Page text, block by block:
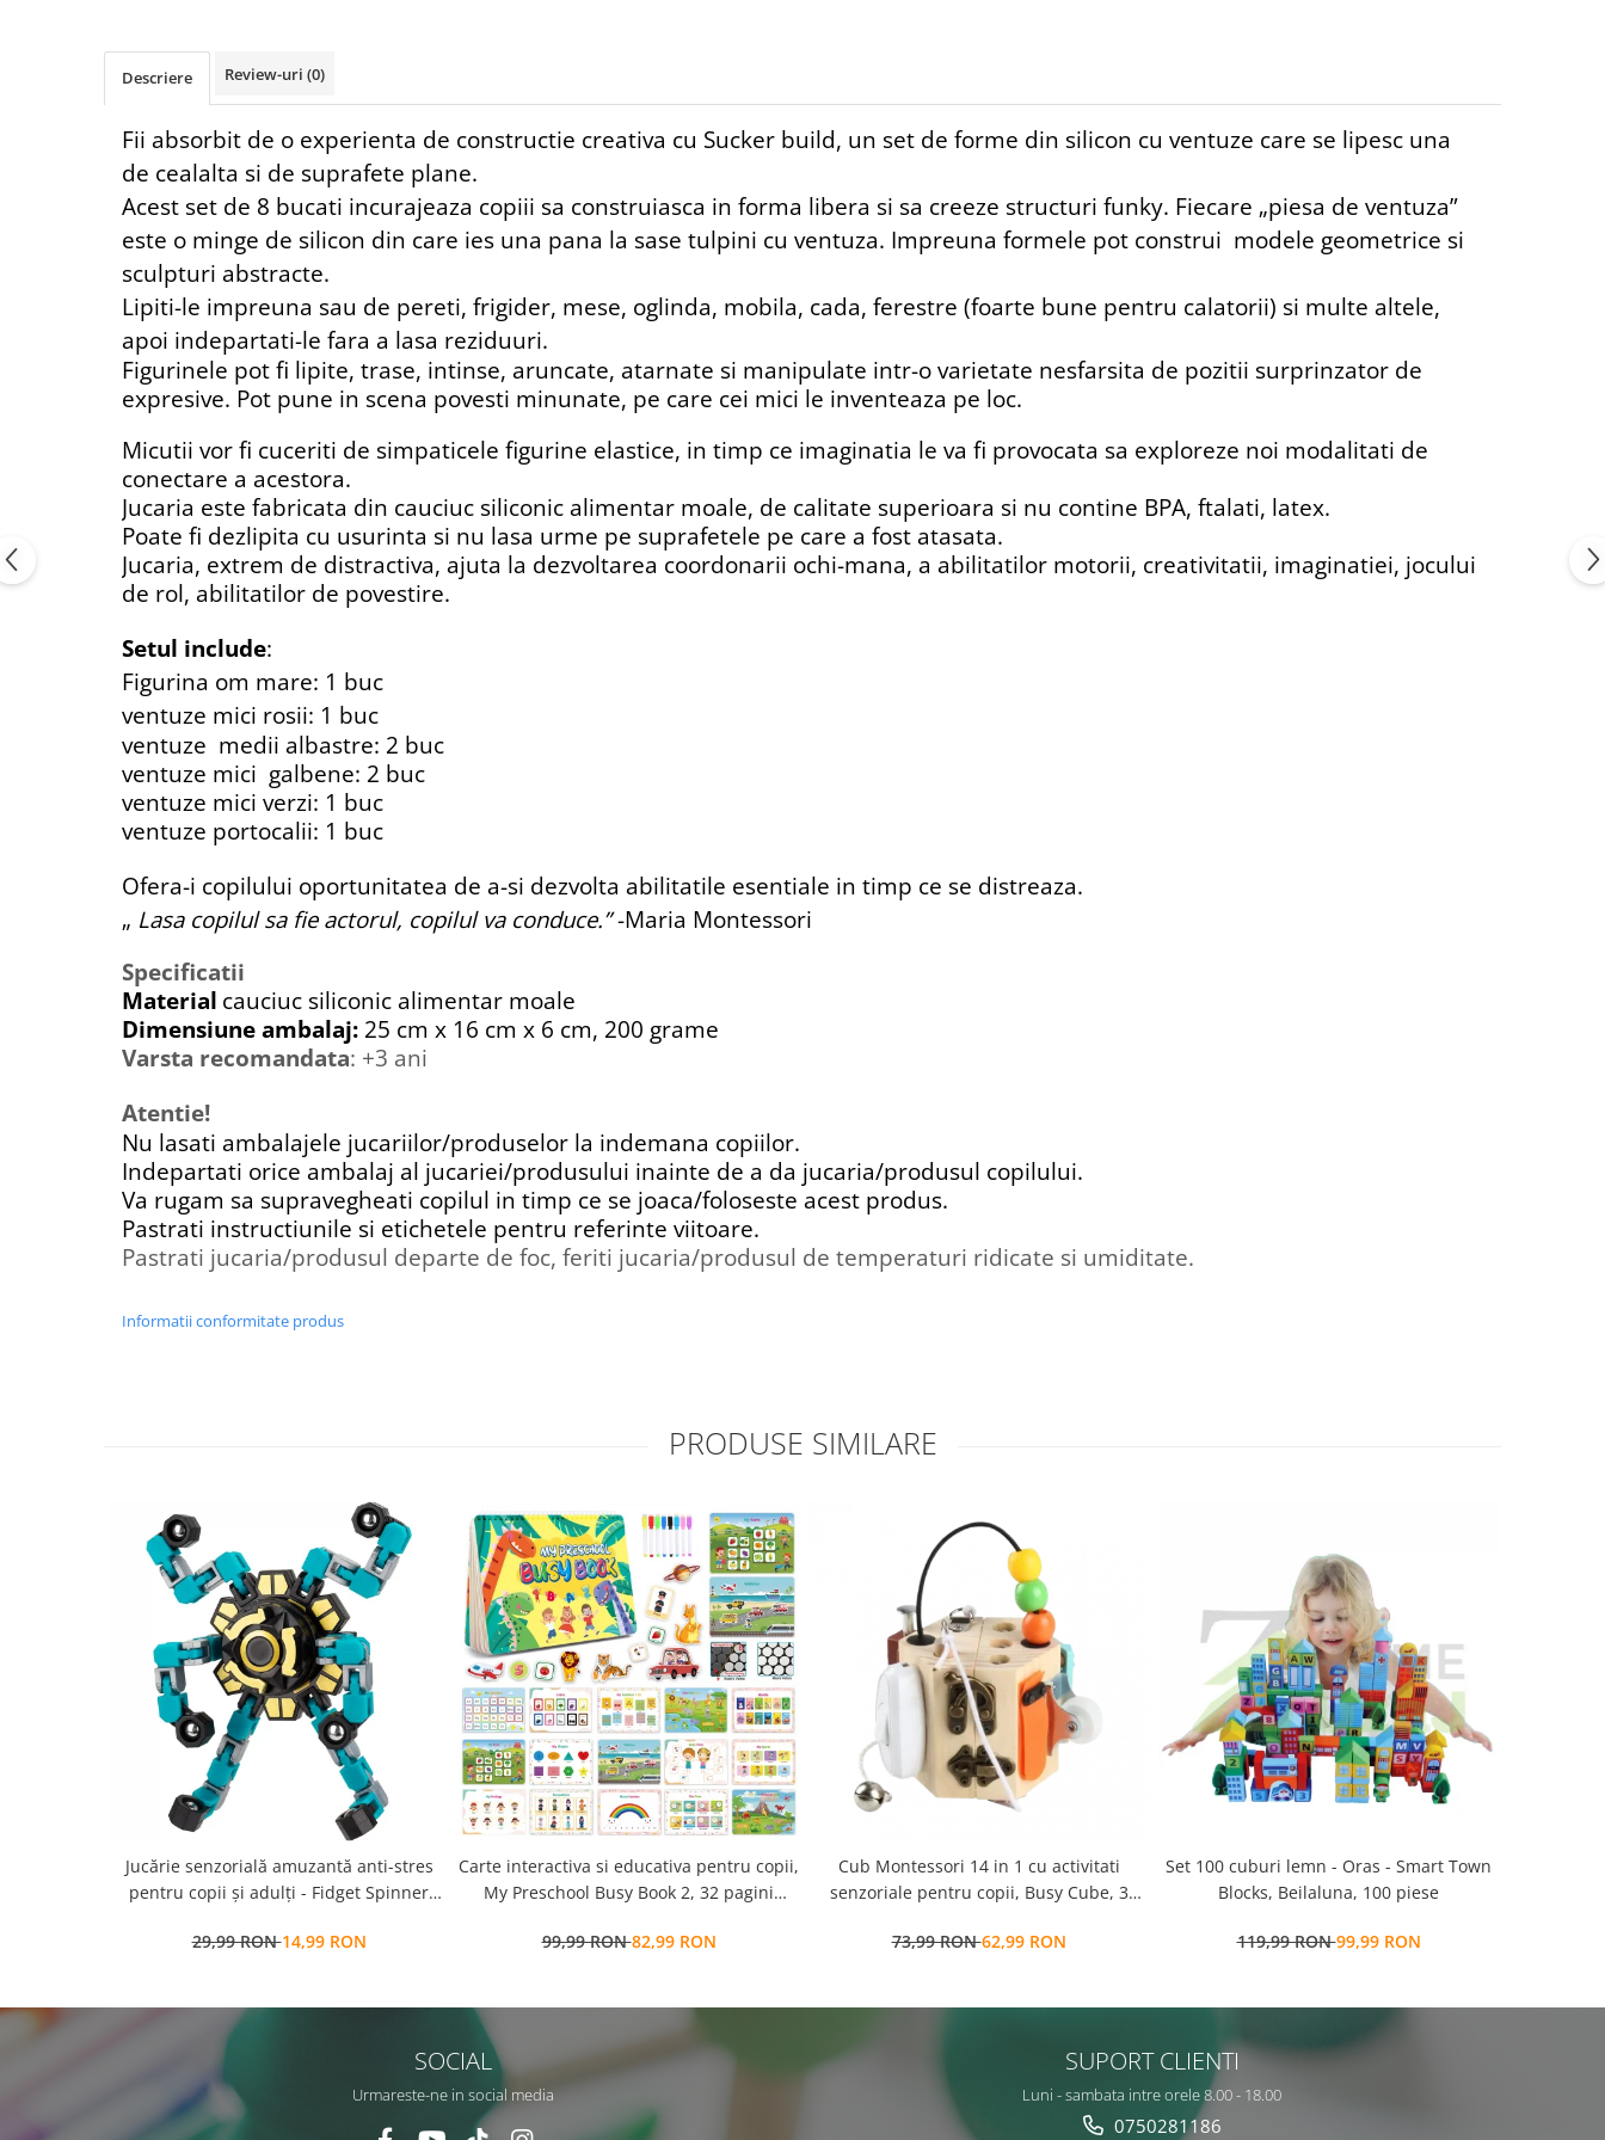
Descriere Review-uri (0)
Fii absorbit de o experienta de constructie creativa cu Sucker build, un set de forme din silicon cu ventuze care se lipesc una
de cealalta si de suprafete plane.
Acest set de 8 bucati incurajeaza copiii sa construiasca in forma libera si sa creeze structuri funky. Fiecare „piesa de ventuza”
este o minge de silicon din care ies una pana la sase tulpini cu ventuza. Impreuna formele pot construi modele geometrice si
sculpturi abstracte.
Lipiti-le impreuna sau de pereti, frigider, mese, oglinda, mobila, cada, ferestre (foarte bune pentru calatorii) si multe altele,
apoi indepartati-le fara a lasa reziduuri.
Figurinele pot fi lipite, trase, intinse, aruncate, atarnate si manipulate intr-o varietate nesfarsita de pozitii surprinzator de
expresive. Pot pune in scena povesti minunate, pe care cei mici le inventeaza pe loc.
Micutii vor fi cuceriti de simpaticele figurine elastice, in timp ce imaginatia le va fi provocata sa exploreze noi modalitati de
conectare a acestora.
Jucaria este fabricata din cauciuc siliconic alimentar moale, de calitate superioara si nu contine BPA, ftalati, latex.
Poate fi dezlipita cu usurinta si nu lasa urme pe suprafetele pe care a fost atasata.
Jucaria, extrem de distractiva, ajuta la dezvoltarea coordonarii ochi-mana, a abilitatilor motorii, creativitatii, imaginatiei, jocului
de rol, abilitatilor de povestire.
Setul include:
Figurina om mare: 1 buc
ventuze mici rosii: 1 buc
ventuze medii albastre: 2 buc
ventuze mici galbene: 2 buc
ventuze mici verzi: 1 buc
ventuze portocalii: 1 buc
Ofera-i copilului oportunitatea de a-si dezvolta abilitatile esentiale in timp ce se distreaza.
„ Lasa copilul sa fie actorul, copilul va conduce.”-Maria Montessori
Specificatii
Material cauciuc siliconic alimentar moale
Dimensiune ambalaj: 25 cm x 16 cm x 6 cm, 200 grame
Varsta recomandata: +3 ani
Atentie!
Nu lasati ambalajele jucariilor/produselor la indemana copiilor.
Indepartati orice ambalaj al jucariei/produsului inainte de a da jucaria/produsul copilului.
Va rugam sa supravegheati copilul in timp ce se joaca/foloseste acest produs.
Pastrati instructiunile si etichetele pentru referinte viitoare.
Pastrati jucaria/produsul departe de foc, feriti jucaria/produsul de temperaturi ridicate si umiditate.
Informatii conformitate produs
PRODUSE SIMILARE
Jucărie senzorială amuzantă anti-stres
pentru copii și adulți - Fidget Spinner
29,99 RON14,99 RON
Carte interactiva si educativa pentru copii,
My Preschool Busy Book 2, 32 pagini
repozitionabile, Limba Engleza, 3 ani+,
99,99 RON82,99 RON
Cub Montessori 14 in 1 cu activitati
senzoriale pentru copii, Busy Cube, 3
73,99 RON62,99 RON
Set 100 cuburi lemn - Oras - Smart Town
Blocks, Beilaluna, 100 piese
119,99 RON99,99 RON
SOCIAL
Urmareste-ne in social media
SUPORT CLIENTI
Luni - sambata intre orele 8.00 - 18.00
0750281186